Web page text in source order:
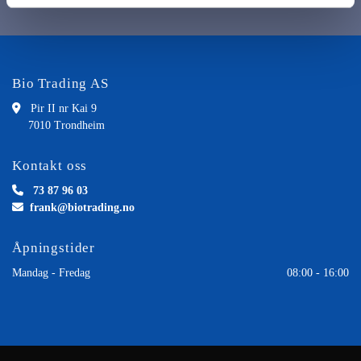
Bio Trading AS
 Pir II nr Kai 9
7010 Trondheim
Kontakt oss
 73 87 96 03
 frank@biotrading.no
Åpningstider
Mandag - Fredag 08:00 - 16:00